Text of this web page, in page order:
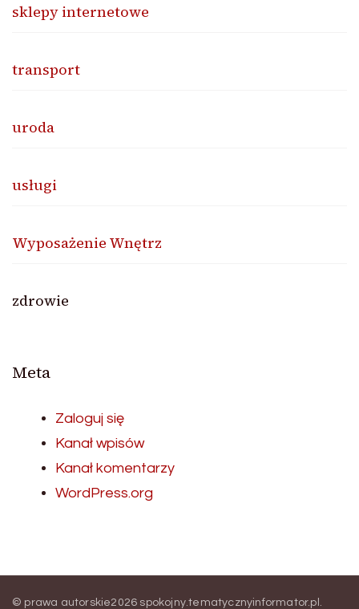
sklepy internetowe
transport
uroda
usługi
Wyposażenie Wnętrz
zdrowie
Meta
Zaloguj się
Kanał wpisów
Kanał komentarzy
WordPress.org
© prawa autorskie2026 spokojny.tematycznyinformator.pl